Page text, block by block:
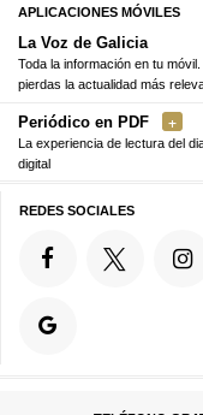
APLICACIONES MÓVILES
La Voz de Galicia
Toda la información en tu
pierdas la actualidad más
Periódico en PDF
La experiencia de lectura del
digital
REDES SOCIALES